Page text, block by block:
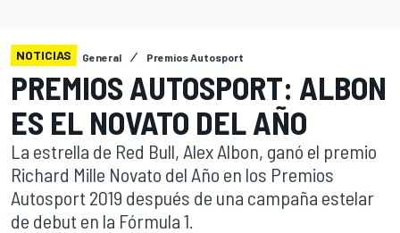
NOTICIAS General Premios Autosport
PREMIOS AUTOSPORT: ALBON
ES EL NOVATO DEL AÑO
La estrella de Red Bull, Alex Albon, ganó el premio
Richard Mille Novato del Año en los Premios
Autosport 2019 después de una campaña estelar
de debut en la Fórmula 1.